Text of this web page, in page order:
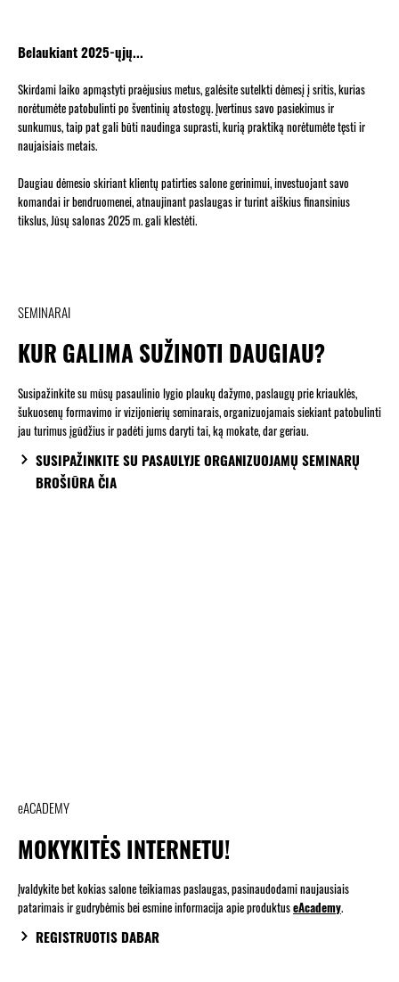
Belaukiant 2025-ųjų...
Skirdami laiko apmąstyti praėjusius metus, galėsite sutelkti dėmesį į sritis, kurias
norėtumėte patobulinti po šventinių atostogų. Įvertinus savo pasiekimus ir
sunkumus, taip pat gali būti naudinga suprasti, kurią praktiką norėtumėte tęsti ir
naujaisiais metais.
Daugiau dėmesio skiriant klientų patirties salone gerinimui, investuojant savo
komandai ir bendruomenei, atnaujinant paslaugas ir turint aiškius finansinius
tikslus, Jūsų salonas 2025 m. gali klestėti.
SEMINARAI
KUR GALIMA SUŽINOTI DAUGIAU?
Susipažinkite su mūsų pasaulinio lygio plaukų dažymo, paslaugų prie kriauklės,
šukuosenų formavimo ir vizijonierių seminarais, organizuojamais siekiant patobulinti
jau turimus įgūdžius ir padėti jums daryti tai, ką mokate, dar geriau.
SUSIPAŽINKITE SU PASAULYJE ORGANIZUOJAMŲ SEMINARŲ
BROŠIŪRA ČIA
eACADEMY
MOKYKITĖS INTERNETU!
Įvaldykite bet kokias salone teikiamas paslaugas, pasinaudodami naujausiais
patarimais ir gudrybėmis bei esmine informacija apie produktuseAcademy.
REGISTRUOTIS DABAR